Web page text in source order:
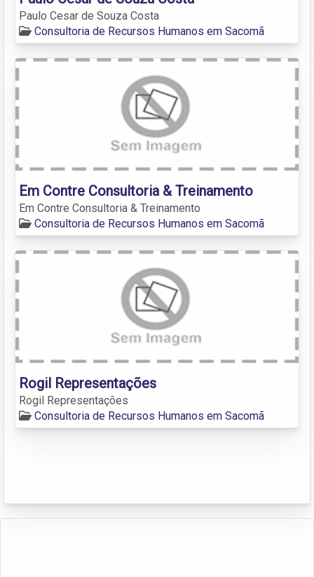
Paulo Cesar de Souza Costa
Consultoria de Recursos Humanos em Sacomã
Em Contre Consultoria & Treinamento
Em Contre Consultoria & Treinamento
Consultoria de Recursos Humanos em Sacomã
Rogil Representações
Rogil Representações
Consultoria de Recursos Humanos em Sacomã